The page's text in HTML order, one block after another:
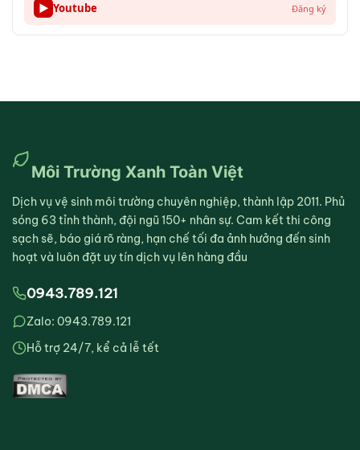
▶ Youtube Đăng ký
Môi Trường Xanh Toàn Việt
Dịch vụ vệ sinh môi trường chuyên nghiệp, thành lập 2011. Phủ
sóng 63 tỉnh thành, đội ngũ 150+ nhân sự. Cam kết thi công
sạch sẽ, báo giá rõ ràng, hạn chế tối đa ảnh hưởng đến sinh
hoạt và luôn đặt uy tín dịch vụ lên hàng đầu
0943.789.121
Zalo: 0943.789.121
Hỗ trợ 24/7, kể cả lễ tết